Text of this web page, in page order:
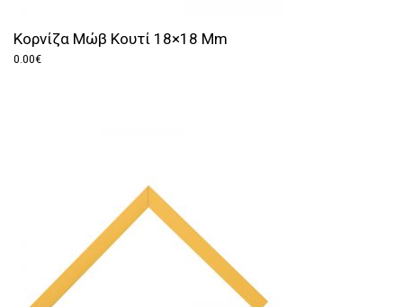
Κορνίζα Μώβ Κουτί 18×18 Mm
0.00€